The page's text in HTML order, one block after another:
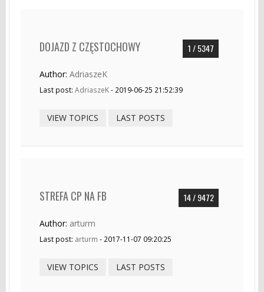
1 / 5347
DOJAZD Z CZĘSTOCHOWY
Author: AdriaszeK
Last post: AdriaszeK- 2019-06-25 21:52:39
VIEW TOPICS LAST POSTS
14 / 9472
STREFA CP NA FB
Author: arturm
Last post: arturm - 2017-11-07 09:20:25
VIEW TOPICS LAST POSTS